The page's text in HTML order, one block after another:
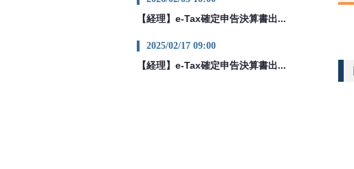
【経理】e-Tax確定申告決算書出...
2025/02/17 09:00
【経理】e-Tax確定申告決算書出...